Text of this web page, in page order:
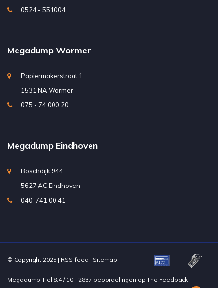
0524 - 551004
Megadump Wormer
Papiermakerstraat 1
1531 NA Wormer
075 - 74 000 20
Megadump Eindhoven
Boschdijk 944
5627 AC Eindhoven
040-741 00 41
© Copyright 2026 | RSS-feed | Sitemap
Megadump Tiel 8.4/ 10 - 2837 beoordelingen op The Feedback